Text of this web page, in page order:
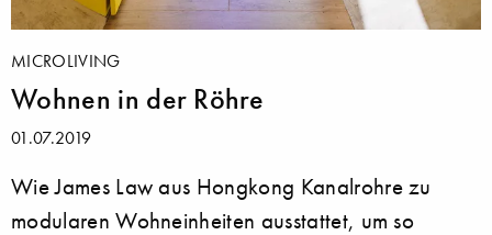
MICROLIVING
Wohnen in der Röhre
01.07.2019
Wie James Law aus Hongkong Kanalrohre zu
modularen Wohneinheiten ausstattet, um so